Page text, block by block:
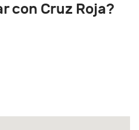
con Cruz Roja?